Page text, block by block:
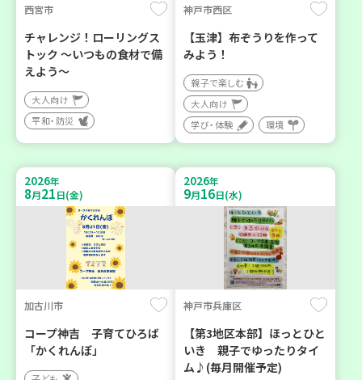
西宮市
チャレンジ！ローリングス
トック ～いつもの食材で備
えよう～
大人向け
平和・防災
神戸市西区
【玉津】布ぞうりを作って
みよう！
親子で楽しむ
大人向け
学び・体験
環境
2026年
8月21日(金)
加古川市
コープ神吉 子育てひろば
「かくれんぼ」
2026年
9月16日(水)
神戸市兵庫区
【第3地区本部】ほっとひと
いき 親子でゆったりタイ
ム♪(毎月開催予定)